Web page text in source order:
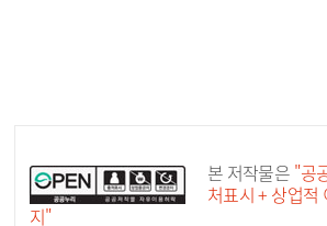
본 저작물은 "공
처표시 + 상업적
지"